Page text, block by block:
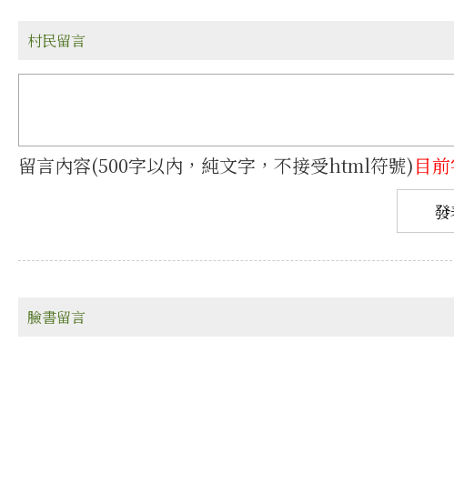
村民留言
留言內容(500字以內，純文字，不接受html符號)目
臉書留言